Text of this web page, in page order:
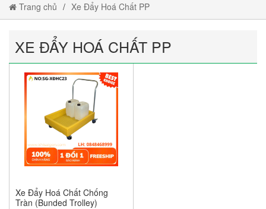
Trang chủ Xe Đẩy Hoá Chất PP
XE ĐẨY HOÁ CHẤT PP
Xe Đẩy Hoá Chất Chống
Tràn (Bunded Trolley)